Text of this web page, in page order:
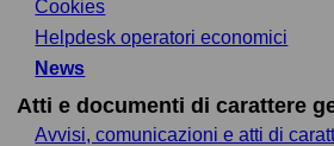
Cookies
Helpdesk operatori economici
News
Atti e documenti di carattere
Avvisi, comunicazioni e atti di